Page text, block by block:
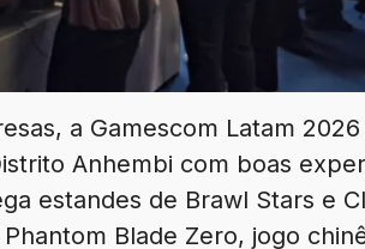
a Gamescom Latam
Anhembi com boas
estandes de Brawl Stars e
Blade Zero, jogo